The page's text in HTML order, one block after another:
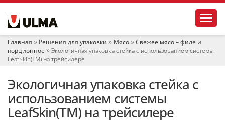
и Главная Решения для упаковки Мясо
Свежее мясо – филе и
порционное
Экологичная упаковка стейка с использованием системы
LeafSkin(TM) на трейсилере
Экологичная упаковка стейка с
использованием системы
LeafSkin(TM) на трейсилере